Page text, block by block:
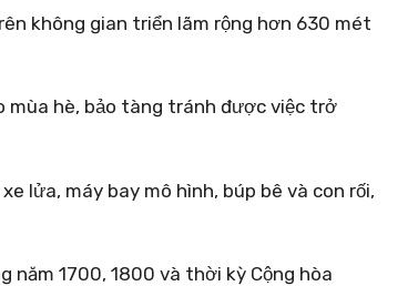
không gian triển lãm rộng hơn 630 mét
mùa hè, bảo tàng tránh được việc trở
lửa, máy bay mô hình, búp bê và con rối,
1700, 1800 và thời kỳ Cộng hòa